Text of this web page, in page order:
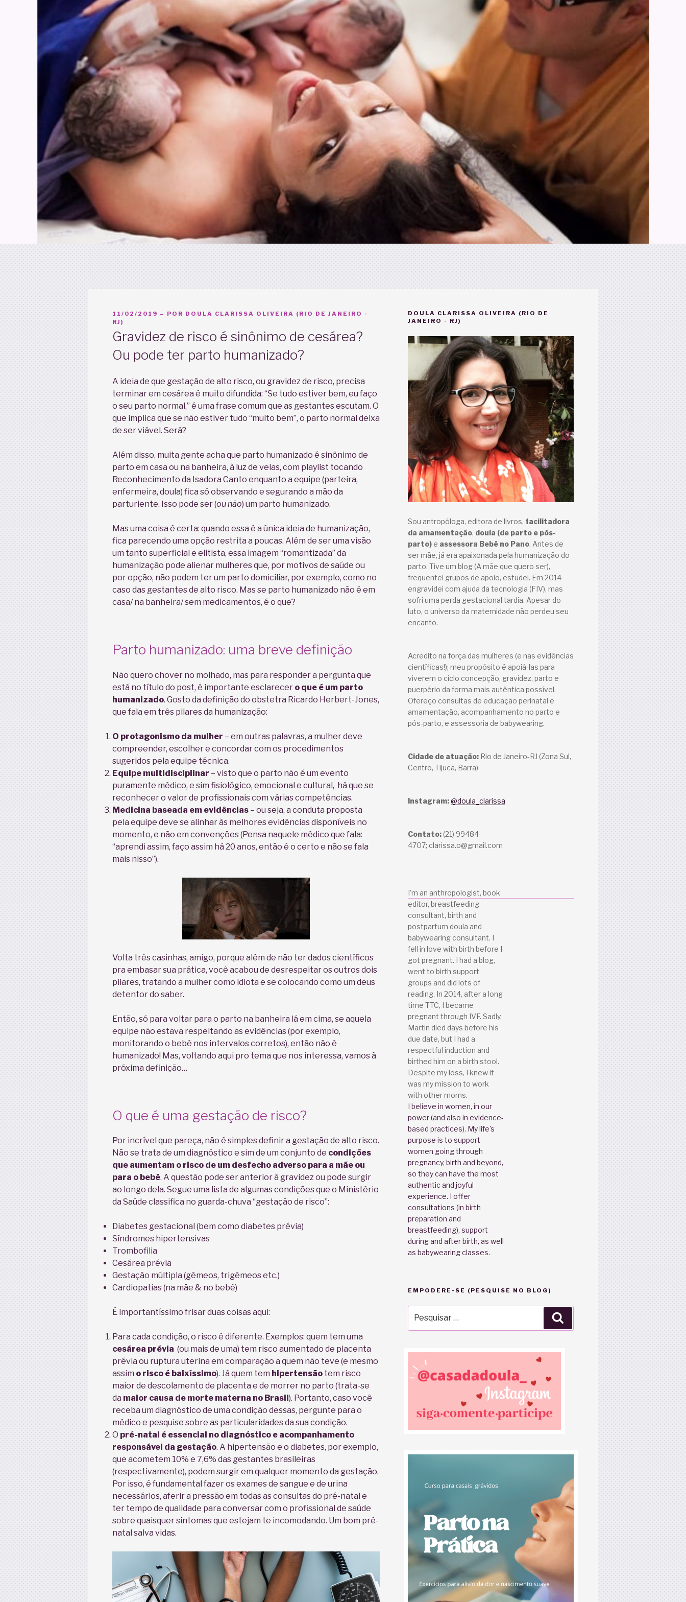
PUBLICADO
EM
11/02/2019 – POR DOULA CLARISSA OLIVEIRA (RIO DE JANEIRO -
RJ)
Gravidez de risco é sinônimo de cesárea?
Ou pode ter parto humanizado?
A ideia de que gestação de alto risco, ou gravidez de risco, precisa
terminar em cesárea é muito difundida: “Se tudo estiver bem, eu faço
o seu parto normal,” é uma frase comum que as gestantes escutam. O
que implica que se não estiver tudo “muito bem”, o parto normal deixa
de ser viável. Será?
Além disso, muita gente acha que parto humanizado é sinônimo de
parto em casa ou na banheira, à luz de velas, com playlist tocando
Reconhecimento da Isadora Canto enquanto a equipe (parteira,
enfermeira, doula) fica só observando e segurando a mão da
parturiente. Isso pode ser (ou não) um parto humanizado.
Mas uma coisa é certa: quando essa é a única ideia de humanização,
fica parecendo uma opção restrita a poucas. Além de ser uma visão
um tanto superficial e elitista, essa imagem “romantizada” da
humanização pode alienar mulheres que, por motivos de saúde ou
por opção, não podem ter um parto domiciliar, por exemplo, como no
caso das gestantes de alto risco. Mas se parto humanizado não é em
casa/ na banheira/ sem medicamentos, é o que?
Parto humanizado: uma breve definição
Não quero chover no molhado, mas para responder a pergunta que
está no título do post, é importante esclarecer o que é um parto
humanizado. Gosto da definição do obstetra Ricardo Herbert-Jones,
que fala em três pilares da humanização:
O protagonismo da mulher – em outras palavras, a mulher deve
compreender, escolher e concordar com os procedimentos
sugeridos pela equipe técnica.
Equipe multidisciplinar – visto que o parto não é um evento
puramente médico, e sim fisiológico, emocional e cultural, há que se
reconhecer o valor de profissionais com várias competências.
Medicina baseada em evidências – ou seja, a conduta proposta
pela equipe deve se alinhar às melhores evidências disponíveis no
momento, e não em convenções (Pensa naquele médico que fala:
“aprendi assim, faço assim há 20 anos, então é o certo e não se fala
mais nisso”).
Volta três casinhas, amigo, porque além de não ter dados científicos
pra embasar sua prática, você acabou de desrespeitar os outros dois
pilares, tratando a mulher como idiota e se colocando como um deus
detentor do saber.
Então, só para voltar para o parto na banheira lá em cima, se aquela
equipe não estava respeitando as evidências (por exemplo,
monitorando o bebê nos intervalos corretos), então não é
humanizado! Mas, voltando aqui pro tema que nos interessa, vamos à
próxima definição…
O que é uma gestação de risco?
Por incrível que pareça, não é simples definir a gestação de alto risco.
Não se trata de um diagnóstico e sim de um conjunto de condições
que aumentam o risco de um desfecho adverso para a mãe ou
para o bebê. A questão pode ser anterior à gravidez ou pode surgir
ao longo dela. Segue uma lista de algumas condições que o Ministério
da Saúde classifica no guarda-chuva “gestação de risco”:
Diabetes gestacional (bem como diabetes prévia)
Síndromes hipertensivas
Trombofilia
Cesárea prévia
Gestação múltipla (gêmeos, trigêmeos etc.)
Cardiopatias (na mãe & no bebê)
É importantíssimo frisar duas coisas aqui:
Para cada condição, o risco é diferente. Exemplos: quem tem uma
cesárea prévia (ou mais de uma) tem risco aumentado de placenta
prévia ou ruptura uterina em comparação a quem não teve (e mesmo
assim o risco é baixíssimo). Já quem tem hipertensão tem risco
maior de descolamento de placenta e de morrer no parto (trata-se
da maior causa de morte materna no Brasil). Portanto, caso você
receba um diagnóstico de uma condição dessas, pergunte para o
médico e pesquise sobre as particularidades da sua condição.
O pré-natal é essencial no diagnóstico e acompanhamento
responsável da gestação. A hipertensão e o diabetes, por exemplo,
que acometem 10% e 7,6% das gestantes brasileiras
(respectivamente), podem surgir em qualquer momento da gestação.
Por isso, é fundamental fazer os exames de sangue e de urina
necessários, aferir a pressão em todas as consultas do pré-natal e
ter tempo de qualidade para conversar com o profissional de saúde
sobre quaisquer sintomas que estejam te incomodando. Um bom pré-
natal salva vidas.
DOULA CLARISSA OLIVEIRA (RIO DE
JANEIRO - RJ)
Sou antropóloga, editora de livros, facilitadora
da amamentação, doula (de parto e pós-
parto)e assessora Bebê no Pano. Antes de
ser mãe, já era apaixonada pela humanização do
parto. Tive um blog (A mãe que quero ser),
frequentei grupos de apoio, estudei. Em 2014
engravidei com ajuda da tecnologia (FIV), mas
sofri uma perda gestacional tardia. Apesar do
luto, o universo da maternidade não perdeu seu
encanto.
Acredito na força das mulheres (e nas evidências
científicas!); meu propósito é apoiá-las para
viverem o ciclo concepção, gravidez, parto e
puerpério da forma mais autêntica possível.
Ofereço consultas de educação perinatal e
amamentação, acompanhamento no parto e
pós-parto, e assessoria de babywearing.
Cidade de atuação:Rio de Janeiro-RJ (Zona Sul,
Centro, Tijuca, Barra)
Instagram: @doula_clarissa
Contato:(21) 99484-
4707; clarissa.o@gmail.com
I'm an anthropologist, book
editor, breastfeeding
consultant, birth and
postpartum doula and
babywearing consultant. I
fell in love with birth before I
got pregnant. I had a blog,
went to birth support
groups and did lots of
reading. In 2014, after a long
time TTC, I became
pregnant through IVF. Sadly,
Martin died days before his
due date, but I had a
respectful induction and
birthed him on a birth stool.
Despite my loss, I knew it
was my mission to work
with other moms.
I believe in women, in our
power (and also in evidence-
based practices). My life's
purpose is to support
women going through
pregnancy, birth and beyond,
so they can have the most
authentic and joyful
experience. I offer
consultations (in birth
preparation and
breastfeeding), support
during and after birth, as well
as babywearing classes.
EMPODERE-SE (PESQUISE NO BLOG)
por: